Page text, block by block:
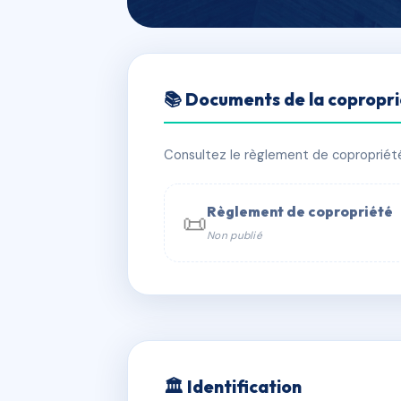
MARCH LAND
📍 166 impasse du bois couchant,
📞 Contacter Syndic Digital
📚 Documents de la
Consultez le règlement de
📜Règlement de copropriété
Non publié
🏛 Identification